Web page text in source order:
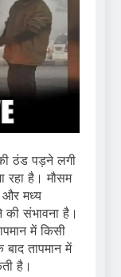
ठंड पड़ने लगी
रहा है। मौसम
और मध्य
संभावना है।
में किसी
तापमान में
है।